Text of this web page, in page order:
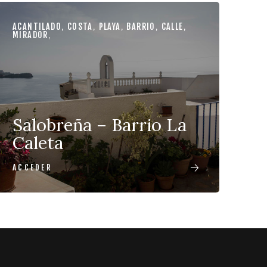
ACANTILADO, COSTA, PLAYA, BARRIO , CALLE,
MIRADOR,
Salobreña – Barrio La
Caleta
ACCEDER